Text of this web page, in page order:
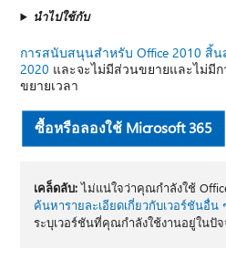
นำไปใช้กับ
การสนับสนุนสําหรับ Office 2010 สิ้
2020 และจะไม่มีส่วนขยายและไม่มี
ขยายเวลา
ซื้อหรือลองใช้ Microsoft 365
เคล็ดลับ:ไม่แน่ใจว่าคุณกำลังใช้
ค้นหารายละเอียดเกี่ยวกับเวอร์ชันอื่น
ระบุเวอร์ชันที่คุณกำลังใช้งานอยู่ในปั